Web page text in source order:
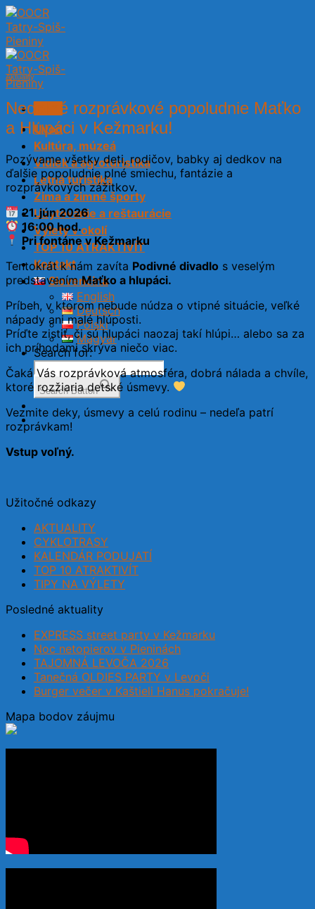
Skip
to
content
Úvod
Kultúra, múzeá
Vidiek a agroturistika
Letná turistika
Zima a zimné športy
Ubytovanie a reštaurácie
Výlety v okolí
TOP 10 ATRAKTIVÍT
Kontakt
Slovenčina
English
Deutsch
Polski
Magyar
Search for:
Search Button
Aktuality
Nedeľné rozprávkové popoludnie Maťko
a Hlupáci v Kežmarku!
Pozývame všetky deti, rodičov, babky aj dedkov na
ďalšie popoludnie plné smiechu, fantázie a
rozprávkových zážitkov.
21. jún 2026
16:00 hod.
Pri fontáne v Kežmarku
Tentokrát k nám zavíta Podivné divadlo s veselým
predstavenímMaťko a hlupáci.
Príbeh, v ktorom nebude núdza o vtipné situácie, veľké
nápady ani malé hlúposti.
Príďte zistiť, či sú hlupáci naozaj takí hlúpi… alebo sa za
ich príhodami skrýva niečo viac.
Čaká Vás rozprávková atmosféra, dobrá nálada a chvíle,
ktoré rozžiaria detské úsmevy.
Vezmite deky, úsmevy a celú rodinu – nedeľa patrí
rozprávkam!
Vstup voľný.
Užitočné odkazy
AKTUALITY
CYKLOTRASY
KALENDÁR PODUJATÍ
TOP 10 ATRAKTIVÍT
TIPY NA VÝLETY
Posledné aktuality
EXPRESS street party v Kežmarku
Noc netopierov v Pieninách
TAJOMNÁ LEVOČA 2026
Tanečná OLDIES PARTY v Levoči
Burger večer v Kaštieli Hanus pokračuje!
Mapa bodov záujmu